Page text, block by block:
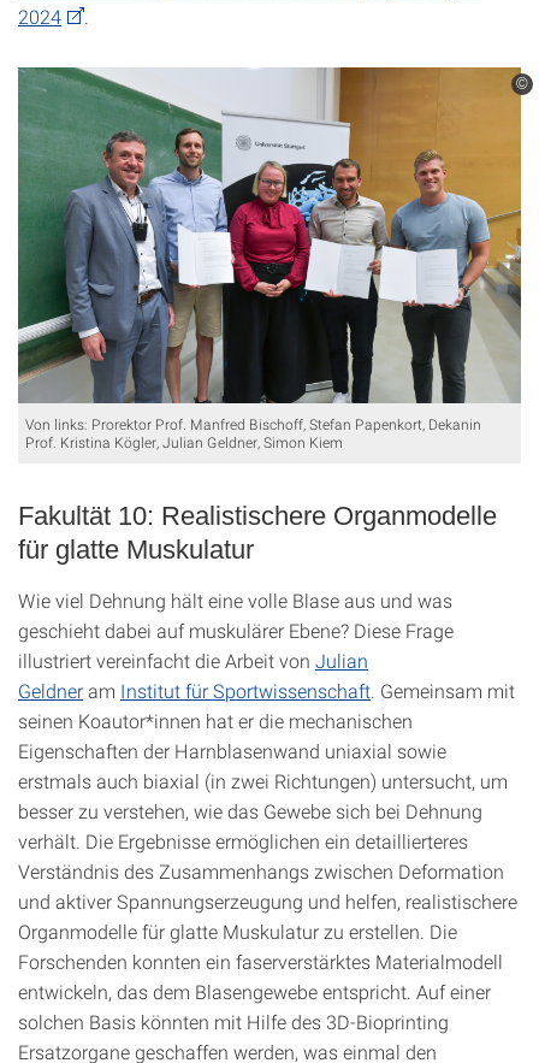
2024
©
Von links: Prorektor Prof. Manfred Bischoff, Stefan Papenkort, Dekanin
Prof. Kristina Kögler, Julian Geldner, Simon Kiem
Fakultät 10: Realistischere Organmodelle
für glatte Muskulatur
Wie viel Dehnung hält eine volle Blase aus und was
geschieht dabei auf muskulärer Ebene? Diese Frage
illustriert vereinfacht die Arbeit von Julian
Geldneram Institut für Sportwissenschaft . Gemeinsam mit
seinen Koautor*innen hat er die mechanischen
Eigenschaften der Harnblasenwand uniaxial sowie
erstmals auch biaxial (in zwei Richtungen) untersucht, um
besser zu verstehen, wie das Gewebe sich bei Dehnung
verhält. Die Ergebnisse ermöglichen ein detaillierteres
Verständnis des Zusammenhangs zwischen Deformation
und aktiver Spannungserzeugung und helfen, realistischere
Organmodelle für glatte Muskulatur zu erstellen. Die
Forschenden konnten ein faserverstärktes Materialmodell
entwickeln, das dem Blasengewebe entspricht. Auf einer
solchen Basis könnten mit Hilfe des 3D-Bioprinting
Ersatzorgane geschaffen werden, was einmal den